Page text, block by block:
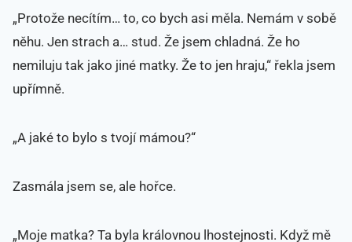
„Protože necítím… to, co bych asi měla. Nemám v sobě
něhu. Jen strach a… stud. Že jsem chladná. Že ho
nemiluju tak jako jiné matky. Že to jen hraju,“ řekla jsem
upřímně.
„A jaké to bylo s tvojí mámou?“
Zasmála jsem se, ale hořce.
„Moje matka? Ta byla královnou lhostejnosti. Když mě